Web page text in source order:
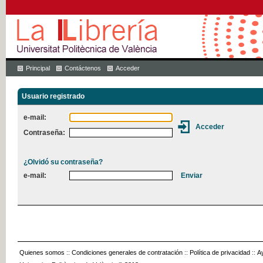
Principal Contáctenos Acceder
Usuario registrado
e-mail:
Contraseña:
¿Olvidó su contraseña?
e-mail:
Quienes somos :: Condiciones generales de contratación :: Política de privacidad ::